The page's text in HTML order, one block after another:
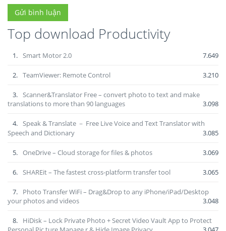
Top download Productivity
1. Smart Motor 2.0 7.649
2. TeamViewer: Remote Control 3.210
3. Scanner&Translator Free – convert photo to text and make
translations to more than 90 languages
3.098
4. Speak & Translate － Free Live Voice and Text Translator with
Speech and Dictionary
3.085
5. OneDrive – Cloud storage for files & photos 3.069
6. SHAREit – The fastest cross-platform transfer tool 3.065
7.
Photo Transfer WiFi – Drag&Drop to any iPhone/iPad/Desktop
your photos and videos
3.048
8.
HiDisk – Lock Private Photo + Secret Video Vault App to Protect